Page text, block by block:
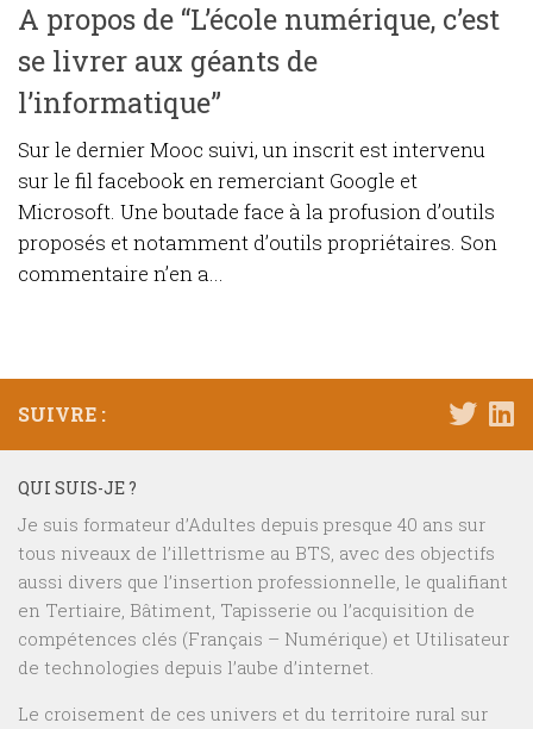
A propos de “L’école numérique, c’est
se livrer aux géants de
l’informatique”
Sur le dernier Mooc suivi, un inscrit est intervenu
sur le fil facebook en remerciant Google et
Microsoft. Une boutade face à la profusion d’outils
proposés et notamment d’outils propriétaires. Son
commentaire n’en a...
SUIVRE :
QUI SUIS-JE ?
Je suis formateur d’Adultes depuis presque 40 ans sur
tous niveaux de l’illettrisme au BTS, avec des objectifs
aussi divers que l’insertion professionnelle, le qualifiant
en Tertiaire, Bâtiment, Tapisserie ou l’acquisition de
compétences clés (Français – Numérique) et Utilisateur
de technologies depuis l’aube d’internet.
Le croisement de ces univers et du territoire rural sur